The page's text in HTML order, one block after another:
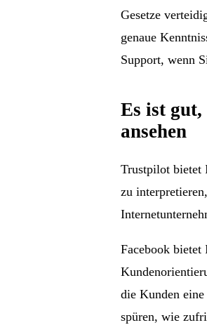
Gesetze
genaue
Support, wenn
Es ist gut,
ansehen
Trustpilot bietet
zu
Facebook
die Kunden
spüren, wie